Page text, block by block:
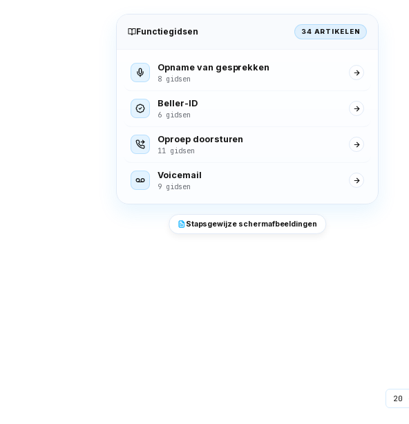
Functiegidsen 34 ARTIKELEN
Opname van gesprekken
8 gidsen
Beller-ID
6 gidsen
Oproep doorsturen
11 gidsen
Voicemail
9 gidsen
Stapsgewijze schermafbeeldingen
20
"Centen
in de
continent.
denk.
Kristalhelder
P
Ik had
accounts
seconden,
had ik niet
Mijn